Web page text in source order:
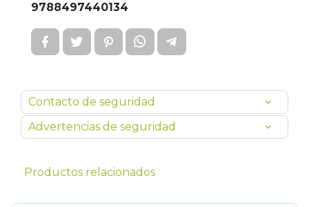
9788497440134
Contacto de seguridad
Advertencias de seguridad
Productos relacionados